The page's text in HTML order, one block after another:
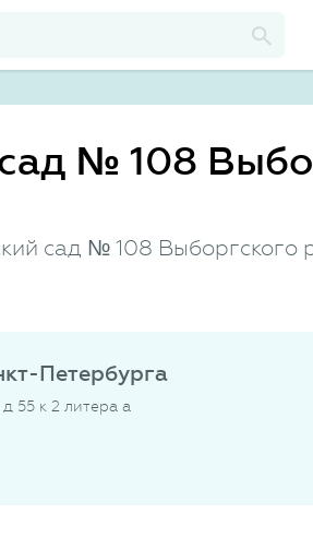
№ 108
сад № 108 Выборгского
Петербурга
55 к 2 литера а